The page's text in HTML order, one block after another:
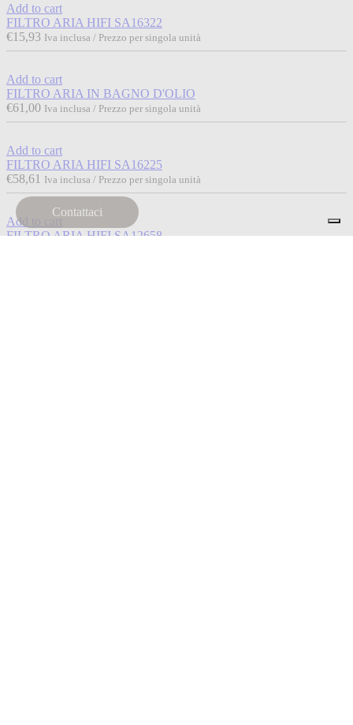
Add to cart
FILTRO ARIA HIFI SA16322
€15,93 Iva inclusa / Prezzo per singola unità
Add to cart
FILTRO ARIA IN BAGNO D'OLIO
€61,00 Iva inclusa / Prezzo per singola unità
Add to cart
FILTRO ARIA HIFI SA16225
€58,61 Iva inclusa / Prezzo per singola unità
Add to cart
FILTRO ARIA HIFI SA12658
Contattaci